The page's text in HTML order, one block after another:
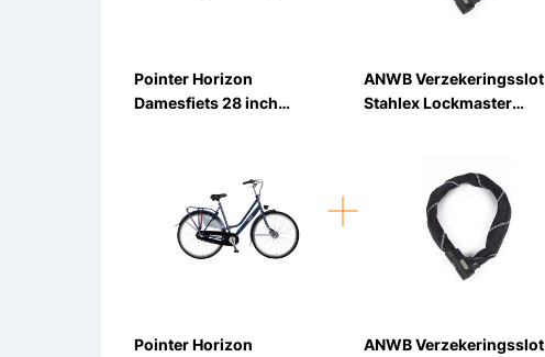
Pointer Horizon
Damesfiets 28 inch
ANWB Verzekeringsslot
Stahlex Lockmaster
Pointer Horizon
ANWB Verzekeringsslot